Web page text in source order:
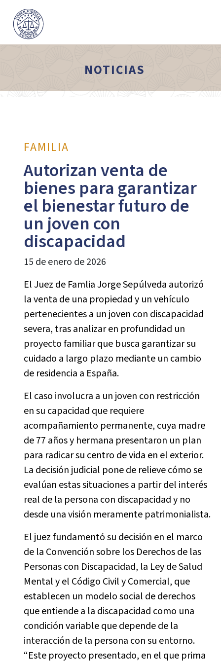
NOTICIAS
FAMILIA
Autorizan venta de
bienes para garantizar
el bienestar futuro de
un joven con
discapacidad
15 de enero de 2026
El Juez de Famlia Jorge Sepúlveda autorizó
la venta de una propiedad y un vehículo
pertenecientes a un joven con discapacidad
severa, tras analizar en profundidad un
proyecto familiar que busca garantizar su
cuidado a largo plazo mediante un cambio
de residencia a España.
El caso involucra a un joven con restricción
en su capacidad que requiere
acompañamiento permanente, cuya madre
de 77 años y hermana presentaron un plan
para radicar su centro de vida en el exterior.
La decisión judicial pone de relieve cómo se
evalúan estas situaciones a partir del interés
real de la persona con discapacidad y no
desde una visión meramente patrimonialista.
El juez fundamentó su decisión en el marco
de la Convención sobre los Derechos de las
Personas con Discapacidad, la Ley de Salud
Mental y el Código Civil y Comercial, que
establecen un modelo social de derechos
que entiende a la discapacidad como una
condición variable que depende de la
interacción de la persona con su entorno.
“Este proyecto presentado, en el que prima